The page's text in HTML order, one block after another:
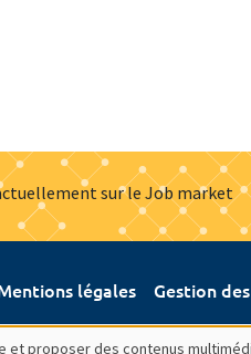
sur le Job market
légales Gestion
proposer des contenus